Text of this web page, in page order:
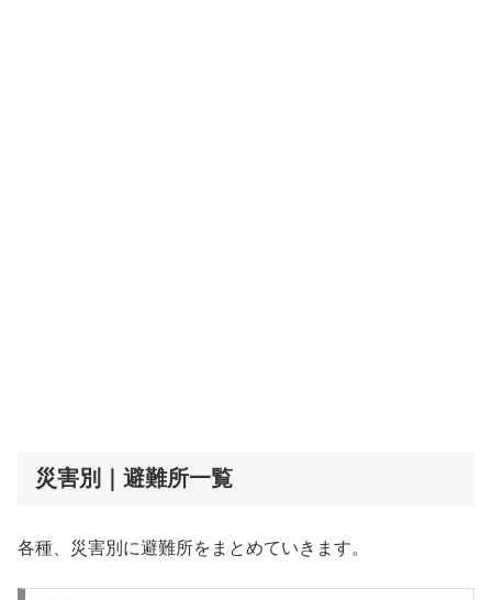
災害別｜避難所一覧
各種、災害別に避難所をまとめていきます。